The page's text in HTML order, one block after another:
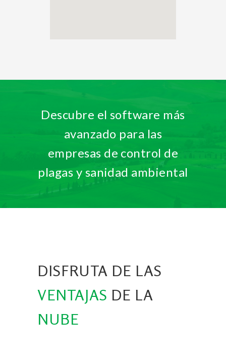
Descubre el software más
avanzado para las
empresas de control de
plagas y sanidad ambiental
DISFRUTA DE LAS
VENTAJAS DE LA
NUBE